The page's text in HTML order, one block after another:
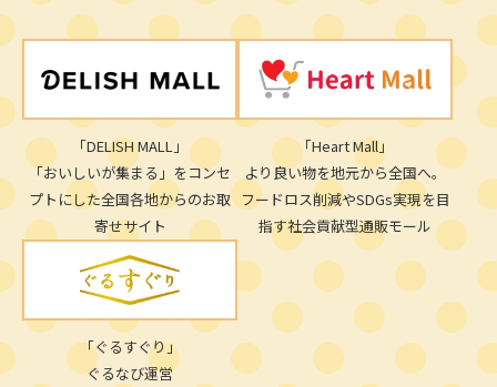
「DELISH MALL」
「おいしいが集まる」をコンセ
プトにした全国各地からのお取
寄せサイト
「Heart Mall」
より良い物を地元から全国へ。
フードロス削減やSDGs実現を目
指す社会貢献型通販モール
「ぐるすぐり」
ぐるなび運営